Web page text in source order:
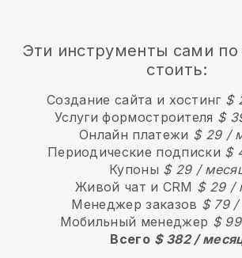
Эти инструменты сами по
стоить:
Создание сайта и хостинг $
Услуги формостроителя $
Онлайн платежи $ 29 /
Периодические подписки $
Купоны $ 29 /
Живой чат и CRM $ 29 /
Менеджер заказов $ 79 /
Мобильный менеджер $
Всего $ 382 /